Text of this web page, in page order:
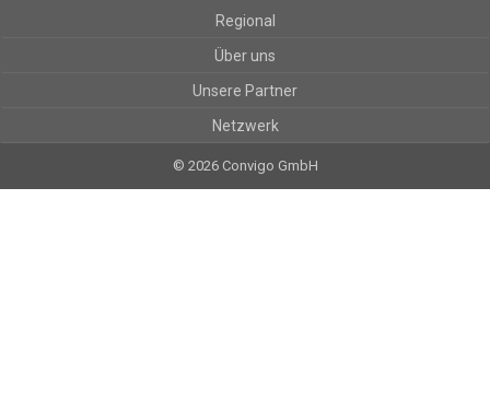
Regional
Über uns
Unsere Partner
Netzwerk
© 2026 Convigo GmbH